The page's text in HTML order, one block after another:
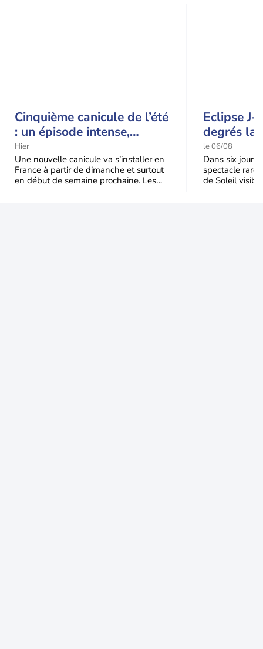
Cinquième canicule de l’été
: un épisode intense,
durable et étendu la
semaine prochaine
Hier
Une nouvelle canicule va s’installer en
France à partir de dimanche et surtout
en début de semaine prochaine. Les
Eclipse J-
degrés la
t-elle
l'éclipse
le 06/08
Dans six
spectacle rare
de Soleil